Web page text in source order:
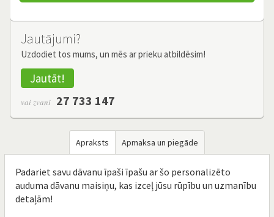
Jautājumi?
Uzdodiet tos mums, un mēs ar prieku atbildēsim!
Jautāt!
vai zvani 27 733 147
Apraksts Apmaksa un piegāde
Padariet savu dāvanu īpaši īpašu ar šo personalizēto
auduma dāvanu maisiņu, kas izceļ jūsu rūpību un uzmanību
detaļām!